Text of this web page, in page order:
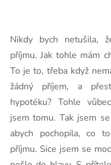
Nikdy bych netušila,
příjmu. Jak tohle mám
To je to, třeba když
žádný příjem, a
hypotéku? Tohle
jsem tomu. Tak jsem
abych pochopila, co
příjmu. Sice jsem se